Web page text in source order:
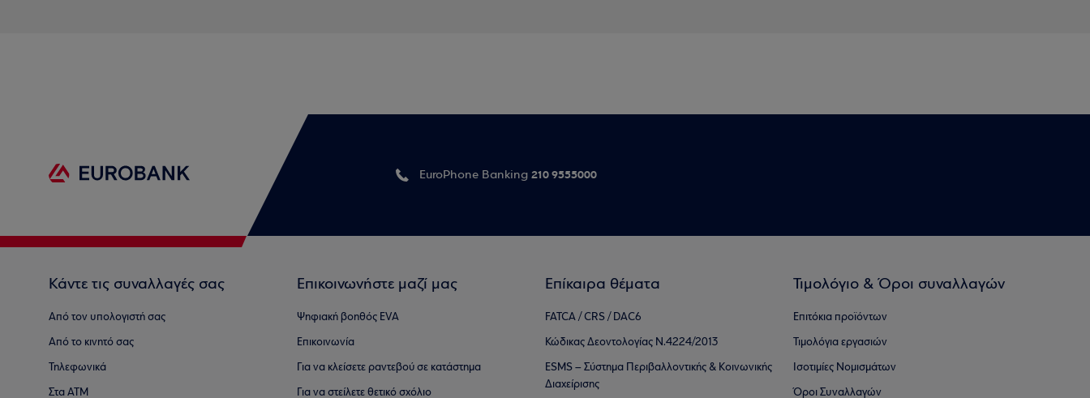
EuroPhone Banking 210 9555000
Κάντε τις συναλλαγές σας
Από τον υπολογιστή σας
Από το κινητό σας
Τηλεφωνικά
Στα ΑΤΜ
Επικοινωνήστε μαζί μας
Ψηφιακή βοηθός EVA
Επικοινωνία
Για να κλείσετε ραντεβού σε κατάστημα
Για να στείλετε θετικό σχόλιο
Επίκαιρα θέματα
FATCA / CRS / DAC6
Κώδικας Δεοντολογίας Ν.4224/2013
ESMS – Σύστημα Περιβαλλοντικής & Κοινωνικής
Διαχείρισης
Τιμολόγιο & Όροι συναλλαγών
Επιτόκια προϊόντων
Τιμολόγια εργασιών
Ισοτιμίες Νομισμάτων
Όροι Συναλλαγών